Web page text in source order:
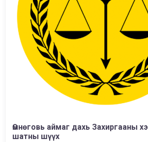
Өмнөговь аймаг дахь Захиргааны
шатны шүүх